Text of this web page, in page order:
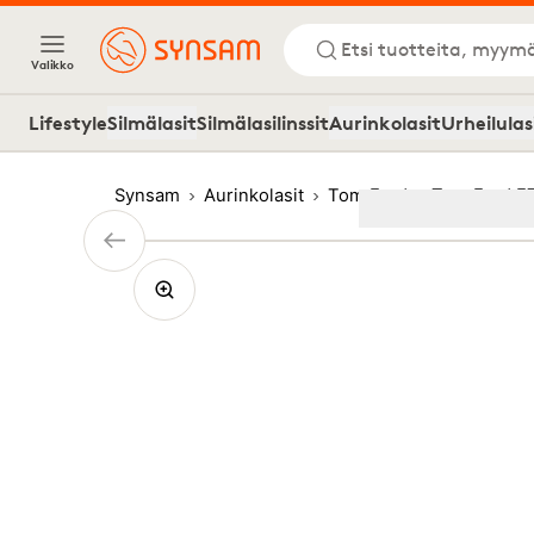
Valikko
Etsi tuotteita,
LifestyleSilmälasitSilmälasilinssitAurinkolasit
Synsam Aurinkolasit Tom Ford Tom Ford